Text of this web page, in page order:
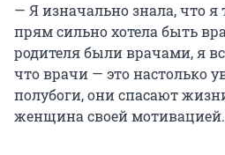
— Я изначально знала, что я
прям сильно хотела быть
родителя были врачами, я
что врачи — это настолько
полубоги, они спасают
женщина своей мотивацией.